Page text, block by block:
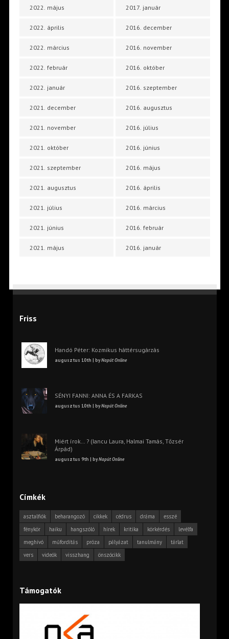
2022. május
2022. április
2022. március
2022. február
2022. január
2021. december
2021. november
2021. október
2021. szeptember
2021. augusztus
2021. július
2021. június
2021. május
2017. január
2016. december
2016. november
2016. október
2016. szeptember
2016. augusztus
2016. július
2016. június
2016. május
2016. április
2016. március
2016. február
2016. január
Friss
Handó Péter: Kozmikus háttérsugárzás
augusztus 10th | byNapút Online
SÉNYI FANNI: ANNA ÉS A FARKAS
augusztus 10th | byNapút Online
Miért írok… ? (Iancu Laura, Halmai Tamás, Tőzsér
Árpád)
augusztus 9th | byNapút Online
Címkék
asztalfiók beharangozó cikkek cédrus dráma
esszé
fénykör
haiku hangszóló hírek kritika körkérdés
levélfa
meghívó
műfordítás próza pályázat tanulmány
tárlat
vers
videók visszhang önszócikk
Támogatók